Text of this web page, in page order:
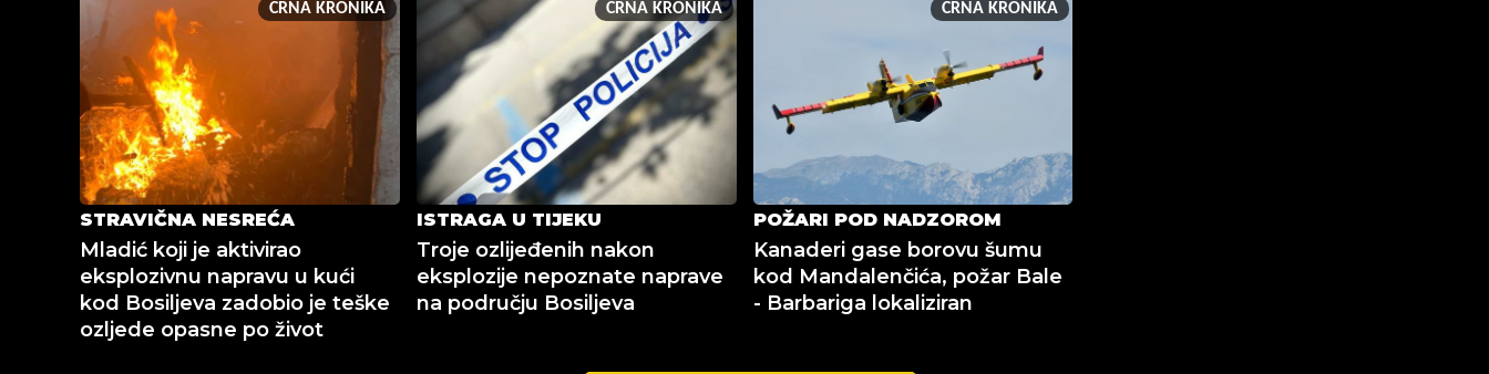
CRNA KRONIKA
STRAVIČNA NESREĆA
Mladić koji je aktivirao
eksplozivnu napravu u kući
kod Bosiljeva zadobio je teške
ozljede opasne po život
CRNA KRONIKA
ISTRAGA U TIJEKU
Troje ozlijeđenih nakon
eksplozije nepoznate naprave
na području Bosiljeva
CRNA KRONIKA
POŽARI POD NADZOROM
Kanaderi gase borovu šumu
kod Mandalenčića, požar Bale
- Barbariga lokaliziran